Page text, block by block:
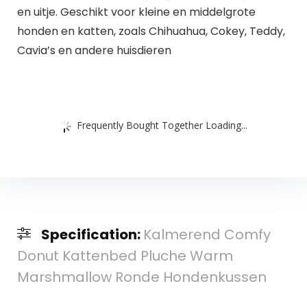
en uitje. Geschikt voor kleine en middelgrote
honden en katten, zoals Chihuahua, Cokey, Teddy,
Cavia’s en andere huisdieren
Frequently Bought Together Loading...
Specification: Kalmerend Comfy
Donut Kattenbed Pluche Warm
Marshmallow Ronde Hondenkussen